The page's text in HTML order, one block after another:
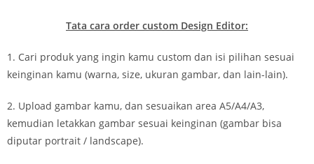
Tata cara order custom Design Editor:
1. Cari produk yang ingin kamu custom dan isi pilihan sesuai
keinginan kamu (warna, size, ukuran gambar, dan lain-lain).
2. Upload gambar kamu, dan sesuaikan area A5/A4/A3,
kemudian letakkan gambar sesuai keinginan (gambar bisa
diputar portrait / landscape).